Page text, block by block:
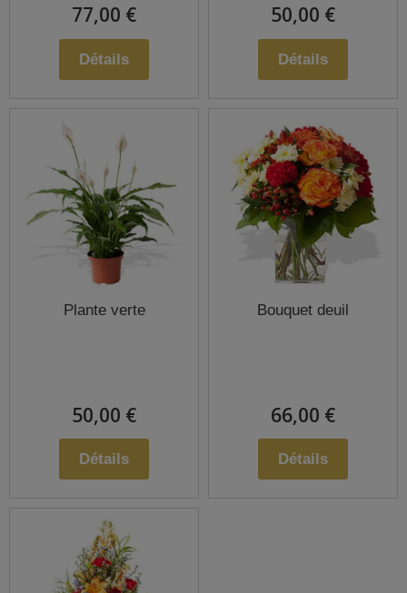
77,00 €
Détails
50,00 €
Détails
Plante verte
50,00 €
Détails
Bouquet deuil
66,00 €
Détails